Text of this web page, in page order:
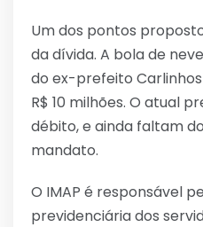
Um dos pontos
da dívida. A bola de
do ex-prefeito
R$ 10 milhões. O atual
débito, e ainda faltam
mandato.
O IMAP é responsável
previdenciária dos